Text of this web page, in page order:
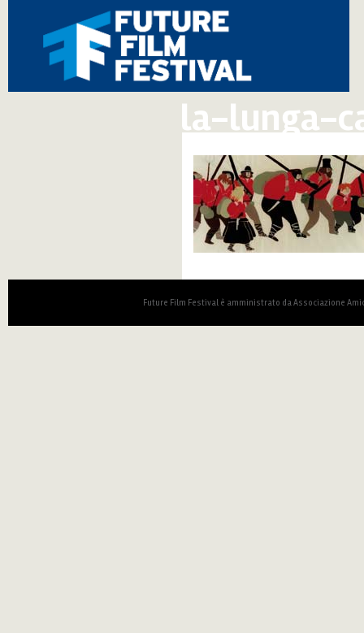
la-lunga-
Future Film Festival è amministrato da Associazione